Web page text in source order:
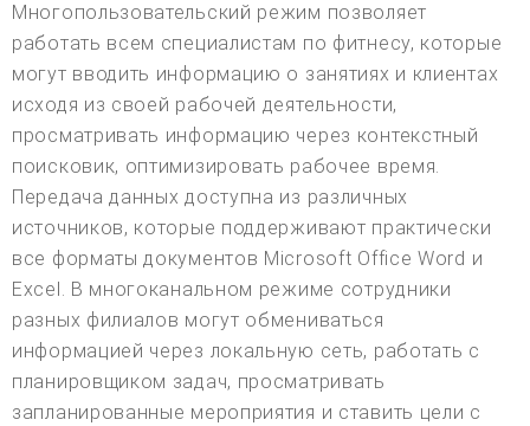
Многопользовательский режим позволяет
работать всем специалистам по фитнесу, которые
могут вводить информацию о занятиях и клиентах
исходя из своей рабочей деятельности,
просматривать информацию через контекстный
поисковик, оптимизировать рабочее время.
Передача данных доступна из различных
источников, которые поддерживают практически
все форматы документов Microsoft Office Word и
Excel. В многоканальном режиме сотрудники
разных филиалов могут обмениваться
информацией через локальную сеть, работать с
планировщиком задач, просматривать
запланированные мероприятия и ставить цели с